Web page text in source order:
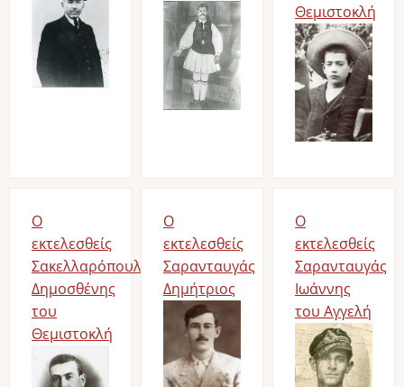
Image
Θεμιστοκλή
Image
Ο
εκτελεσθείς
Σακελλαρόπουλος
Δημοσθένης
του
Θεμιστοκλή
Image
Ο
εκτελεσθείς
Σαρανταυγάς
Δημήτριος
Image
Ο
εκτελεσθείς
Σαρανταυγάς
Ιωάννης
του Αγγελή
Image